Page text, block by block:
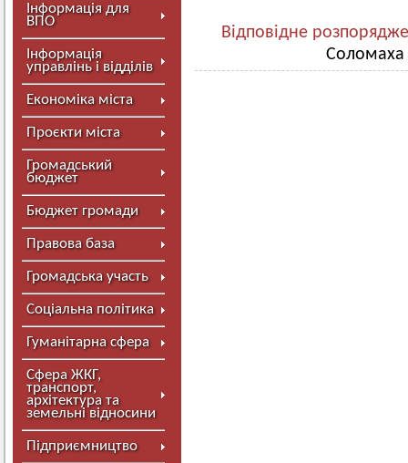
Інформація для
ВПО
Інформація
управлінь і відділів
Економіка міста
Проєкти міста
Громадський
бюджет
Бюджет громади
Правова база
Громадська участь
Соціальна політика
Гуманітарна сфера
Сфера ЖКГ,
транспорт,
архітектура та
земельні відносини
Підприємництво
Відповідне
Соломаха